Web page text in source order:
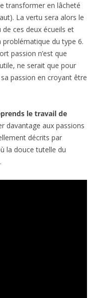
transformer en lâcheté
La vertu sera alors le
ces deux écueils et
problématique du type 6.
passion n’est que
ne serait que pour
passion en croyant être
le travail de
davantage aux passions
décrits par
la douce tutelle du